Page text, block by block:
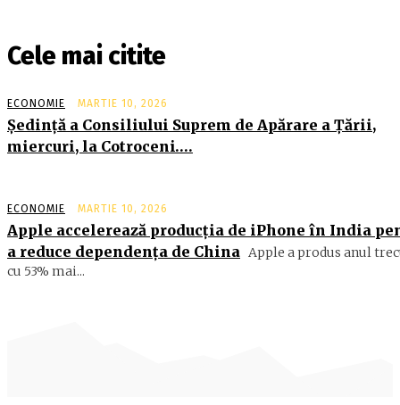
Cele mai citite
ECONOMIE MARTIE 10, 2026
Şedinţă a Consiliului Suprem de Apărare a Ţării,
miercuri, la Cotroceni….
ECONOMIE MARTIE 10, 2026
Apple accelerează producția de iPhone în India
a reduce dependența de China Apple a produs anul
cu 53% mai...